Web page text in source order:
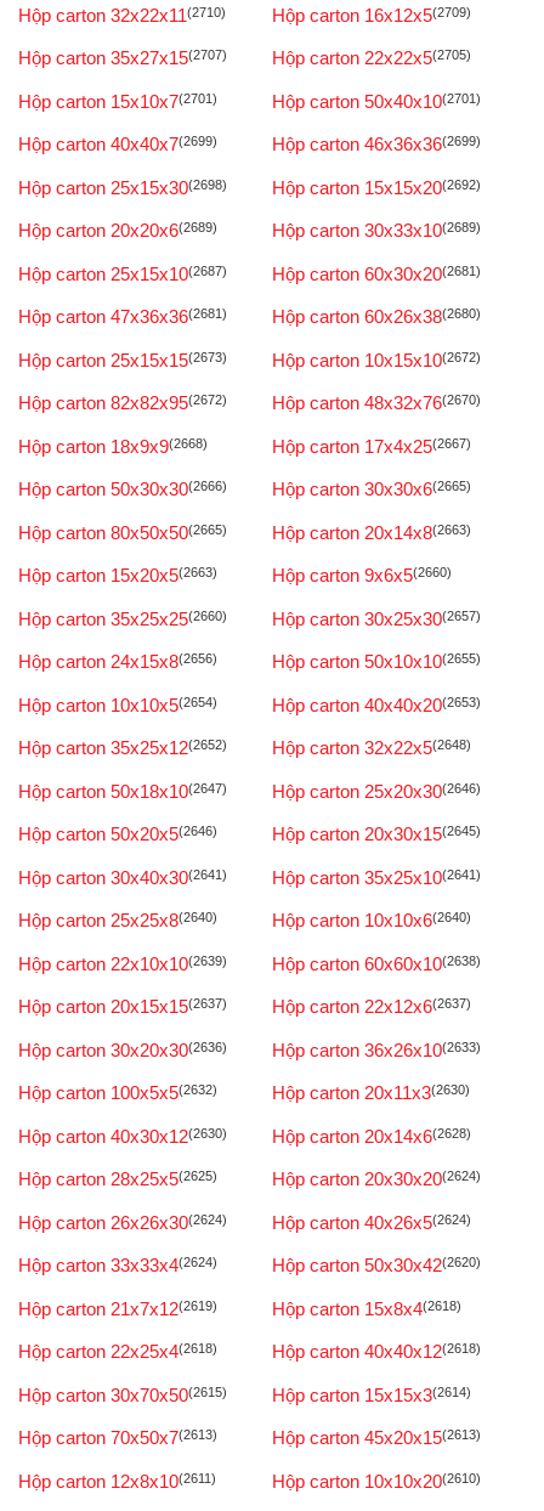
Hộp carton 32x22x11(2710) Hộp carton 16x12x5(2709)
Hộp carton 35x27x15(2707) Hộp carton 22x22x5(2705)
Hộp carton 15x10x7(2701) Hộp carton 50x40x10(2701)
Hộp carton 40x40x7(2699) Hộp carton 46x36x36(2699)
Hộp carton 25x15x30(2698) Hộp carton 15x15x20(2692)
Hộp carton 20x20x6(2689) Hộp carton 30x33x10(2689)
Hộp carton 25x15x10(2687) Hộp carton 60x30x20(2681)
Hộp carton 47x36x36(2681) Hộp carton 60x26x38(2680)
Hộp carton 25x15x15(2673) Hộp carton 10x15x10(2672)
Hộp carton 82x82x95(2672) Hộp carton 48x32x76(2670)
Hộp carton 18x9x9(2668) Hộp carton 17x4x25(2667)
Hộp carton 50x30x30(2666) Hộp carton 30x30x6(2665)
Hộp carton 80x50x50(2665) Hộp carton 20x14x8(2663)
Hộp carton 15x20x5(2663) Hộp carton 9x6x5(2660)
Hộp carton 35x25x25(2660) Hộp carton 30x25x30(2657)
Hộp carton 24x15x8(2656) Hộp carton 50x10x10(2655)
Hộp carton 10x10x5(2654) Hộp carton 40x40x20(2653)
Hộp carton 35x25x12(2652) Hộp carton 32x22x5(2648)
Hộp carton 50x18x10(2647) Hộp carton 25x20x30(2646)
Hộp carton 50x20x5(2646) Hộp carton 20x30x15(2645)
Hộp carton 30x40x30(2641) Hộp carton 35x25x10(2641)
Hộp carton 25x25x8(2640) Hộp carton 10x10x6(2640)
Hộp carton 22x10x10(2639) Hộp carton 60x60x10(2638)
Hộp carton 20x15x15(2637) Hộp carton 22x12x6(2637)
Hộp carton 30x20x30(2636) Hộp carton 36x26x10(2633)
Hộp carton 100x5x5(2632) Hộp carton 20x11x3(2630)
Hộp carton 40x30x12(2630) Hộp carton 20x14x6(2628)
Hộp carton 28x25x5(2625) Hộp carton 20x30x20(2624)
Hộp carton 26x26x30(2624) Hộp carton 40x26x5(2624)
Hộp carton 33x33x4(2624) Hộp carton 50x30x42(2620)
Hộp carton 21x7x12(2619) Hộp carton 15x8x4(2618)
Hộp carton 22x25x4(2618) Hộp carton 40x40x12(2618)
Hộp carton 30x70x50(2615) Hộp carton 15x15x3(2614)
Hộp carton 70x50x7(2613) Hộp carton 45x20x15(2613)
Hộp carton 12x8x10(2611) Hộp carton 10x10x20(2610)